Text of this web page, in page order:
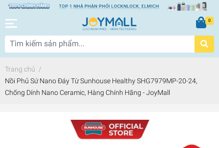
0
Trang chủ /
Nồi Phủ Sứ Nano Đáy Từ Sunhouse Healthy SHG7979MP-20-24,
Chống Dính Nano Ceramic, Hàng Chính Hãng - JoyMall